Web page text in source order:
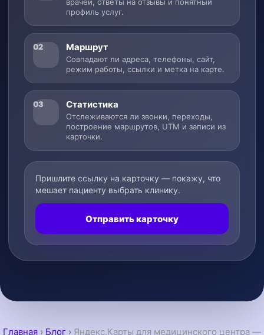
профиль услуг.
02 Маршрут
Совпадают ли адреса, телефоны, сайт,
режим работы, ссылки и метка на карте.
03 Статистика
Отслеживаются ли звонки, переходы,
построение маршрутов, UTM и записи из
карточки.
Пришлите ссылку на карточку — покажу, что
мешает пациенту выбрать клинику.
Отправить карточку
Главная › Блог › Яндекс.Карты для медицинского центра —